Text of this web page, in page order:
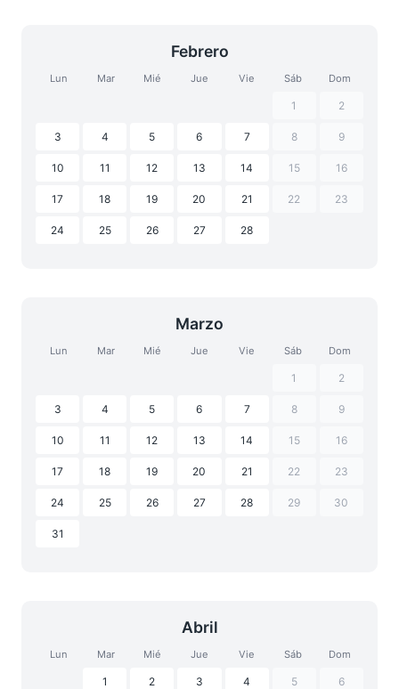
Febrero
Lun Mar Mié Jue Vie Sáb Dom
1 2
3 4 5 6 7 8 9
10 11 12 13 14 15 16
17 18 19 20 21 22 23
24 25 26 27 28
Marzo
Lun Mar Mié Jue Vie Sáb Dom
1 2
3 4 5 6 7 8 9
10 11 12 13 14 15 16
17 18 19 20 21 22 23
24 25 26 27 28 29 30
31
Abril
Lun Mar Mié Jue Vie Sáb Dom
1 2 3 4 5 6